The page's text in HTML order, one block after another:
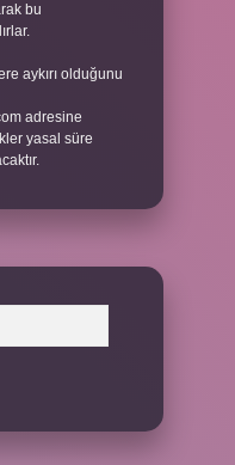
bu
aykırı olduğunu
adresine
yasal süre